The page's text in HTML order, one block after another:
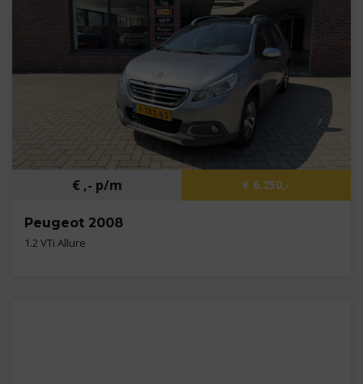
€ 6.250,-
€ ,- p/m
Peugeot 2008
1.2 VTi Allure